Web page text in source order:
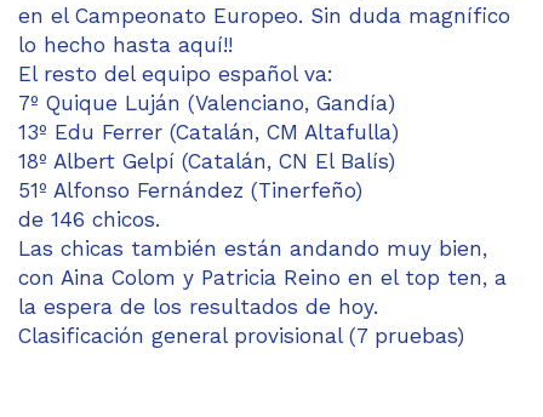
en el Campeonato Europeo. Sin duda magnífico
lo hecho hasta aquí!!
El resto del equipo español va:
7º Quique Luján (Valenciano, Gandía)
13º Edu Ferrer (Catalán, CM Altafulla)
18º Albert Gelpí (Catalán, CN El Balís)
51º Alfonso Fernández (Tinerfeño)
de 146 chicos.
Las chicas también están andando muy bien,
con Aina Colom y Patricia Reino en el top ten, a
la espera de los resultados de hoy.
Clasificación general provisional (7 pruebas)